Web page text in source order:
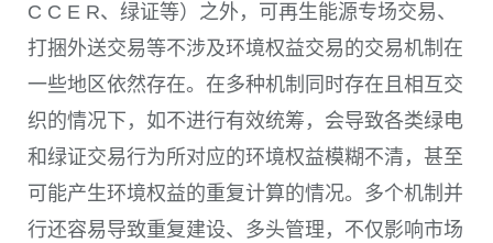
C C E R、绿证等） 之外，可再生能源专场交易、
打捆外送交易等不涉及环境权益交易的交易机制在
一些地区依然存在。在多种机制同时存在且相互交
织的情况下，如不进行有效统筹，会导致各类绿电
和绿证交易行为所对应的环境权益模糊不清，甚至
可能产生环境权益的重复计算的情况。多个机制并
行还容易导致重复建设、多头管理，不仅影响市场